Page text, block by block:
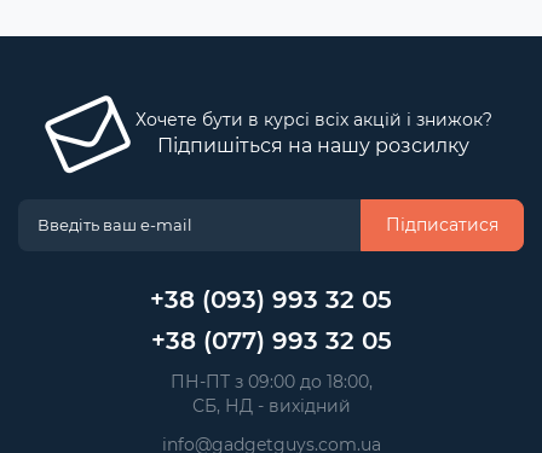
Хочете бути в курсі всіх акцій і знижок?
Підпишіться на нашу розсилку
Підписатися
+38 (093) 993 32 05
+38 (077) 993 32 05
ПН-ПТ з 09:00 до 18:00,
СБ, НД - вихідний
info@gadgetguys.com.ua